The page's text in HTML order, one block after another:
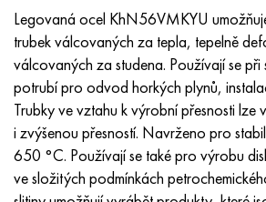
Legovaná ocel KhN56VMKYU
trubek válcovaných za tepla, tepelně
válcovaných za studena. Používají se při
potrubí pro odvod horkých plynů,
Trubky ve vztahu k výrobní přesnosti lze
i zvýšenou přesností. Navrženo pro
650 °C. Používají se také pro výrobu
ve složitých podmínkách
incotest
Jette M152
Kobalt 6B
maraging 250
47НХР
49 KF
49K2F, 49K2FA-VI
Slitina 50N
HN62MVKYU
HN63 MB
XN65VM
KhN65VMTYu
PT-1M
PT-3V
PT-7M
2B
Slitina Al6xn
15-7Ph® - 1,4532
PH 13-8 Po - 1,4534
1,4542 - 17-4Ph®
10X18N18Yu4D
11X11N2V2MF
12Х18Н9Т
13X11N2V2MF
Silikonový hliníkový bronz
CW301G, C64200
křemíkový bronz
C65500, CuAl11Fe3
C84400, CuSn2ZnPb
C83600, CuSn5ZnPb
Legovaná konstrukční ocel
10g2, 10g2, AISI 1513
12X2H4A, 15NiCr13, 1,5752
AC14, 11SMnPb30
Р6М5К5, 1,3243, hs6-5-2-5
R6M5F3, 1,3344, hs6-5-3
Р9М4К8,1,3207
R12F3, 1,3318, sw12